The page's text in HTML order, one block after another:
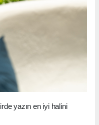
yazın en iyi halini